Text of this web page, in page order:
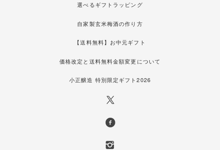
選べるギフトラッピング
自家製玄米梅酒の作り方
【送料無料】お中元ギフト
価格改定と送料無料金額変更について
小正醸造 特別限定ギフト2026